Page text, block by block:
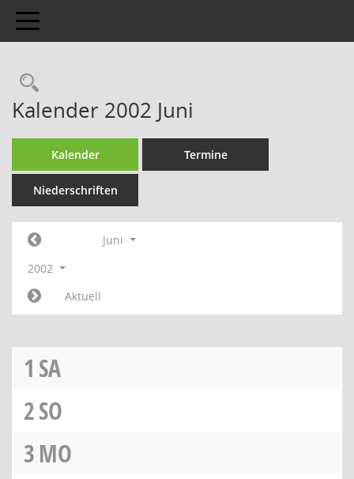
Toggle navigation
Kalender 2002 Juni
Kalender Termine
Niederschriften
Juni
2002
Aktuell
1 SA
2SO
3MO